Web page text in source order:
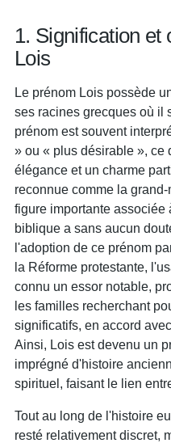
1. Signification et
Lois
Le prénom Lois possède
ses racines grecques où il
prénom est souvent
» ou « plus désirable », ce
élégance et un charme
reconnue comme la
figure importante associée
biblique a sans aucun
l'adoption de ce prénom
la Réforme protestante,
connu un essor notable,
les familles recherchant
significatifs, en accord
Ainsi, Lois est devenu un
imprégné d'histoire
spirituel, faisant le lien
Tout au long de l'histoire
resté relativement discret,